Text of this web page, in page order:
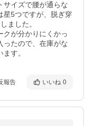
サイズで腰が通らな
星5つですが、脱ぎ穿
ました。
クが分かりにくかっ
ったので、在庫がな
す。
報告 いいね 0